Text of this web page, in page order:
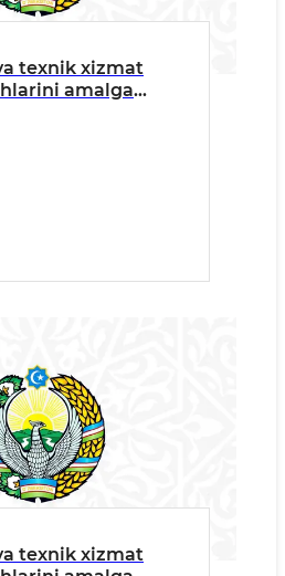
texnik xizmat
amalga
texnik xizmat